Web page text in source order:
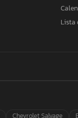
Lista
Chevrolet Salvage